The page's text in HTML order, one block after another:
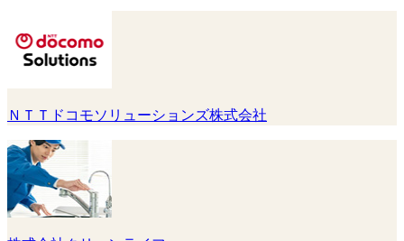
ＮＴＴドコモソリューションズ株式会社